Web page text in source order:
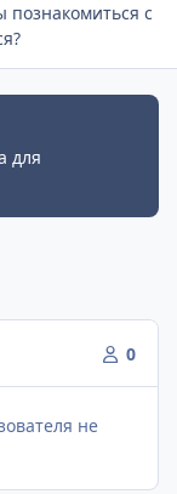
познакомиться с
для
0
не